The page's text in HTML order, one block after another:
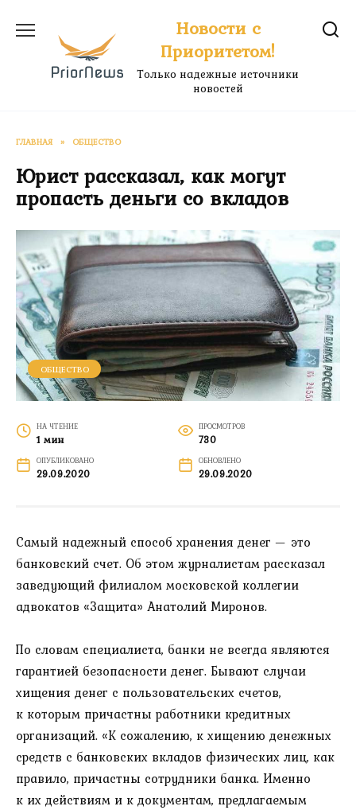
содержанию
Новости с
Приоритетом!
Только надежные источники
новостей
ГЛАВНАЯ » ОБЩЕСТВО
Юрист рассказал, как могут
пропасть деньги со вкладов
ОБЩЕСТВО
НА ЧТЕНИЕ
1 мин
ПРОСМОТРОВ
730
ОПУБЛИКОВАНО
29.09.2020
ОБНОВЛЕНО
29.09.2020
Самый надежный способ хранения денег — это
банковский счет. Об этом журналистам рассказал
заведующий филиалом московской коллегии
адвокатов «Защита» Анатолий Миронов.
По словам специалиста, банки не всегда являются
гарантией безопасности денег. Бывают случаи
хищения денег с пользовательских счетов,
к которым причастны работники кредитных
организаций. «К сожалению, к хищению денежных
средств с банковских вкладов физических лиц, как
правило, причастны сотрудники банка. Именно
к их действиям и к документам, предлагаемым